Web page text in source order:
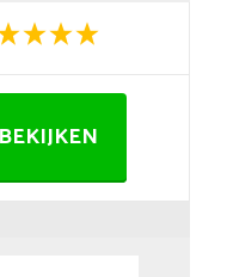
BEKIJKEN